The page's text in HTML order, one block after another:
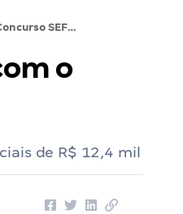
Concurso SEFAZ ES: entrevista com o presidente da Comissão
o
de R$ 12,4 mil